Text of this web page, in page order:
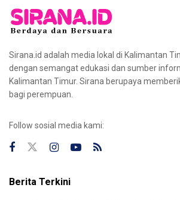
Sirana.id adalah media lokal di Kalimantan
dengan semangat edukasi dan sumber
Kalimantan Timur. Sirana berupaya
bagi perempuan.
Follow sosial media kami:
Berita Terkini